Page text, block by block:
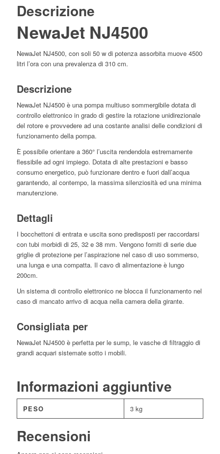
Descrizione
NewaJet NJ4500
NewaJet NJ4500, con soli 50 w di potenza assorbita muove 4500
litri l’ora con una prevalenza di 310 cm.
Descrizione
NewaJet NJ4500 è una pompa multiuso sommergibile dotata di
controllo elettronico in grado di gestire la rotazione unidirezionale
del rotore e provvedere ad una costante analisi delle condizioni di
funzionamento della pompa.
È possibile orientare a 360° l’uscita rendendola estremamente
flessibile ad ogni impiego. Dotata di alte prestazioni e basso
consumo energetico, può funzionare dentro e fuori dall’acqua
garantendo, al contempo, la massima silenziosità ed una minima
manutenzione.
Dettagli
I bocchettoni di entrata e uscita sono predisposti per raccordarsi
con tubi morbidi di 25, 32 e 38 mm. Vengono forniti di serie due
griglie di protezione per l’aspirazione nel caso di uso sommerso,
una lunga e una compatta. Il cavo di alimentazione è lungo
200cm.
Un sistema di controllo elettronico ne blocca il funzionamento nel
caso di mancato arrivo di acqua nella camera della girante.
Consigliata per
NewaJet NJ4500 è perfetta per le sump, le vasche di filtraggio di
grandi acquari sistemate sotto i mobili.
Informazioni aggiuntive
PESO 3 kg
Recensioni